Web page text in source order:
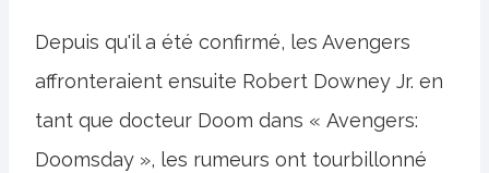
Depuis qu'il a été confirmé, les Avengers
affronteraient ensuite Robert Downey Jr. en
tant que docteur Doom dans « Avengers:
Doomsday », les rumeurs ont tourbillonné